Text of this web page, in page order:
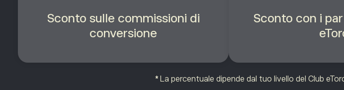
Sconto sulle commissioni di
conversione
Sconto con i
* La percentuale dipende dal tuo livello del Club